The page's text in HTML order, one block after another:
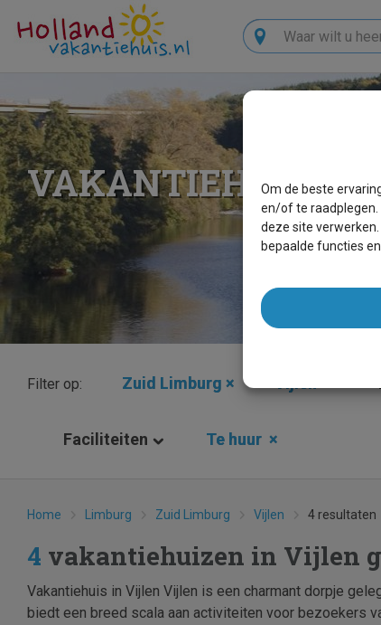
Zoeken
VAKANTIEHUIZEN
Filter op: Zuid Limburg ×
Faciliteiten Te huur ×
Home Limburg Zuid Limburg Vijlen 4 resultaten
4 vakantiehuizen in Vijlen
Vakantiehuis in Vijlen Vijlen is een charmant dorpje
biedt een breed scala aan activiteiten voor bezoekers
Om de beste
en/of te raadplegen.
deze site
bepaalde functies